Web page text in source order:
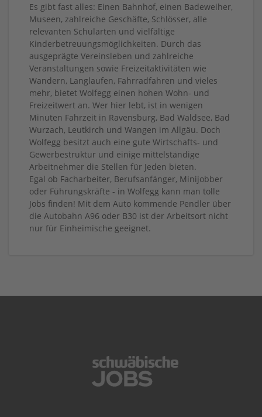
Es gibt fast alles: Einen Bahnhof, einen Badeweiher,
Museen, zahlreiche Geschäfte, Schlösser, alle
relevanten Schularten und vielfältige
Kinderbetreuungsmöglichkeiten. Durch das
ausgeprägte Vereinsleben und zahlreiche
Veranstaltungen sowie Freizeitaktivitäten wie
Wandern, Langlaufen, Fahrradfahren und vieles
mehr, bietet Wolfegg einen hohen Wohn- und
Freizeitwert an. Wer hier lebt, ist in wenigen
Minuten Fahrzeit in Ravensburg, Bad Waldsee, Bad
Wurzach, Leutkirch und Wangen im Allgäu. Doch
Wolfegg besitzt auch eine gute Wirtschafts- und
Gewerbestruktur und einige mittelständige
Arbeitnehmer die Stellen für Jeden bieten.
Egal ob Facharbeiter, Berufsanfänger, Minijobber
oder Führungskräfte - in Wolfegg kann man tolle
Jobs finden! Mit dem Auto kommende Pendler über
die Autobahn A96 oder B30 ist der Arbeitsort nicht
nur für Einheimische geeignet.